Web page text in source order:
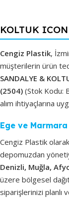
KOLTUK
Cengiz Plastik,
müşterilerin ürün
SANDALYE &
(2504) (Stok Kodu:
alım ihtiyaçlarına
Ege ve Marmara
Cengiz Plastik
depomuzdan
Denizli, Muğla,
üzere bölgesel
siparişlerinizi planlı